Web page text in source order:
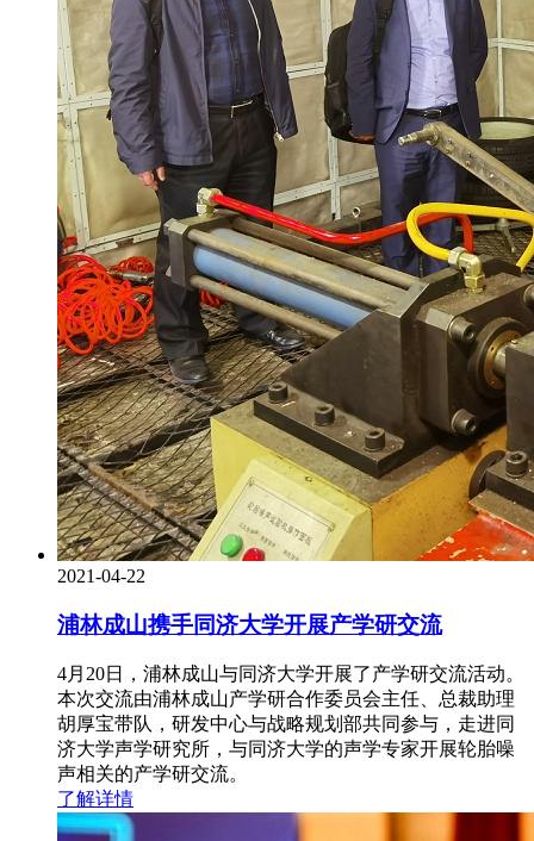
2021-04-22
浦林成山携手同济大学开展产学研交流
4月20日，浦林成山与同济大学开展了产学研交流活动。
本次交流由浦林成山产学研合作委员会主任、总裁助理
胡厚宝带队，研发中心与战略规划部共同参与，走进同
济大学声学研究所，与同济大学的声学专家开展轮胎噪
声相关的产学研交流。
了解详情